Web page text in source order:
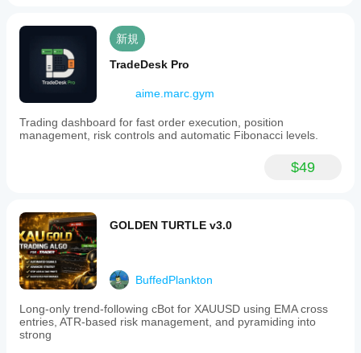
新規
TradeDesk Pro
aime.marc.gym
Trading dashboard for fast order execution, position
management, risk controls and automatic Fibonacci levels.
$49
GOLDEN TURTLE v3.0
BuffedPlankton
Long-only trend-following cBot for XAUUSD using EMA cross
entries, ATR-based risk management, and pyramiding into
strong